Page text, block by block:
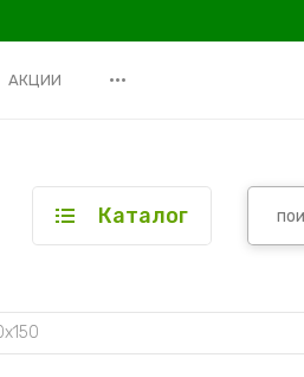
АКЦИИ •••
Каталог